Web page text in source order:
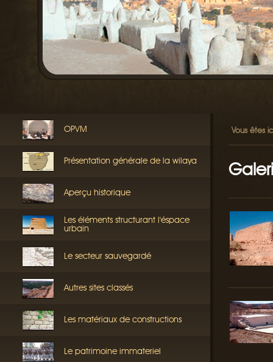
OPVM
Présentation générale de la wilaya
Aperçu historique
Les éléments structurant l'éspace
urbain
Le secteur sauvegardé
Autres sites classés
Les matériaux de constructions
Le patrimoine immateriel
Vous êtes